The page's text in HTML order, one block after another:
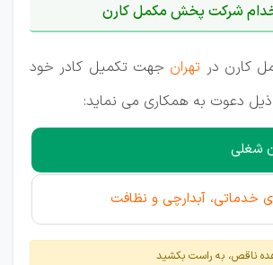
شرکت پخش مکمل کارن
کارن در تهران جهت تکمیل کادر خود
ذیل دعوت به همکاری می نماید:
شغلی
خدماتی، آبدارچی و نظافت
ناقص، به راست بکشید